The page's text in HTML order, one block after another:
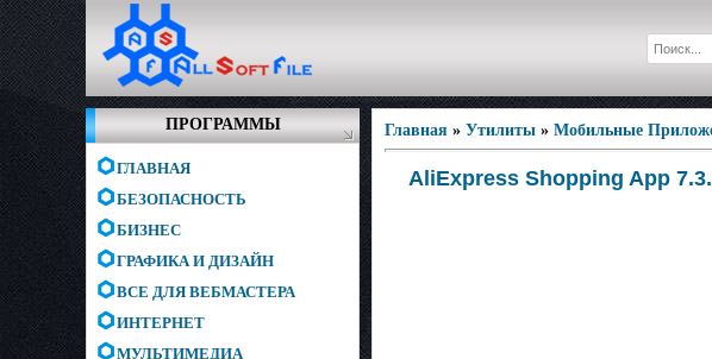
ПРОГРАММЫ
ГЛАВНАЯ
БЕЗОПАСНОСТЬ
БИЗНЕС
ГРАФИКА И ДИЗАЙН
ВСЕ ДЛЯ ВЕБМАСТЕРА
ИНТЕРНЕТ
МУЛЬТИМЕДИА
Главная » Утилиты » Мобильные
AliExpress Shopping App